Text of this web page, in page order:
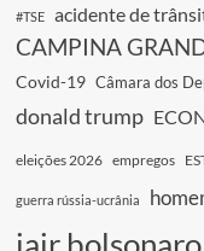
#TSE acidente de
CAMPINA
Covid-19 Câmara dos
donald trump
eleições 2026 empregos
guerra rússia-ucrânia
jair bolsonaro